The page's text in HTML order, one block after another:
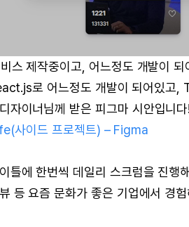
스 제작중이고, 어느정도 개발이 되
로 어느정도 개발이 되어있고,
자이너님께 받은 피그마 시안입니다!
사이드 프로젝트) – Figma
틀에 한번씩 데일리 스크럼을 진행
등 요즘 문화가 좋은 기업에서 경